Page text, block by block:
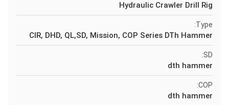
Hydraulic Crawler Drill Rig
Type:
CIR, DHD, QL,SD, Mission, COP Series DTh Hammer
SD:
dth hammer
COP:
dth hammer